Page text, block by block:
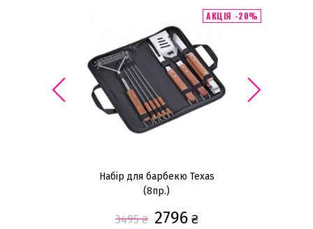
АКЦІЯ -20%
Набір для барбекю Texas
(8пр.)
3495₴ 2796₴